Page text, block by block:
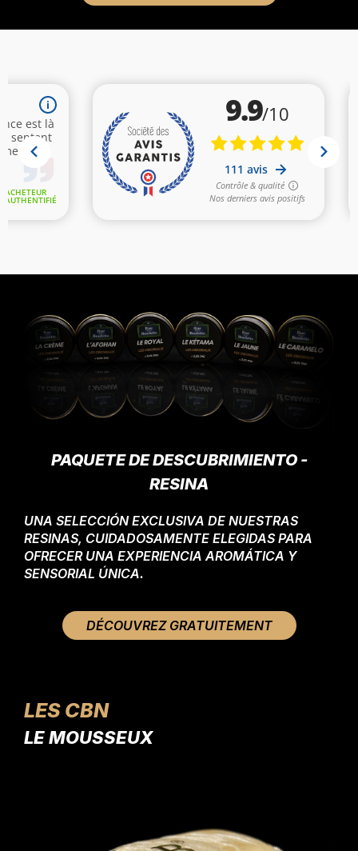
PAQUETE DE DESCUBRIMIENTO -
RESINA
UNA SELECCIÓN EXCLUSIVA DE NUESTRAS
RESINAS, CUIDADOSAMENTE ELEGIDAS PARA
OFRECER UNA EXPERIENCIA AROMÁTICA Y
SENSORIAL ÚNICA.
DÉCOUVREZ GRATUITEMENT
LES CBN
LE MOUSSEUX